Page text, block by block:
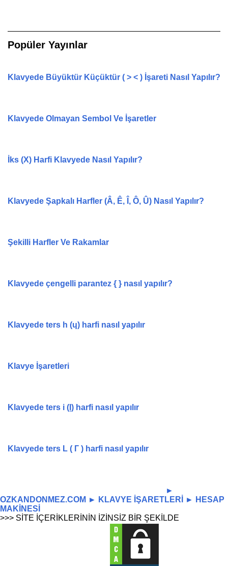
Popüler Yayınlar
Klavyede Büyüktür Küçüktür ( > < ) İşareti Nasıl Yapılır?
Klavyede Olmayan Sembol Ve İşaretler
İks (X) Harfi Klavyede Nasıl Yapılır?
Klavyede Şapkalı Harfler (Â, Ê, Î, Ô, Û) Nasıl Yapılır?
Şekilli Harfler Ve Rakamlar
Klavyede çengelli parantez { } nasıl yapılır?
Klavyede ters h (ɥ) harfi nasıl yapılır
Klavye İşaretleri
Klavyede ters i (Ị) harfi nasıl yapılır
Klavyede ters L ( Г ) harfi nasıl yapılır
►
OZKANDONMEZ.COM ► KLAVYE İŞARETLERİ ► HESAP
MAKİNESİ
>>> SİTE İÇERİKLERİNİN İZİNSİZ BİR ŞEKİLDE